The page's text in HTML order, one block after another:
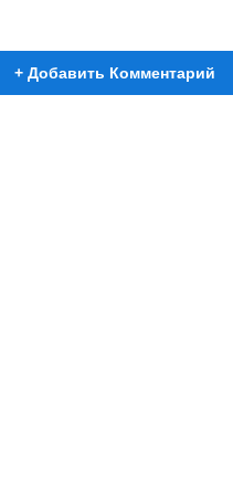
+ Добавить Комментарий